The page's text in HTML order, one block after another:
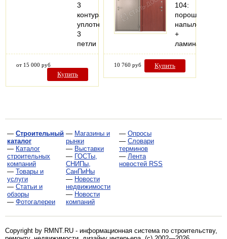
3
контура
уплотнения
3
петли
от 15 000 руб
Купить
104:
порошковое
напыление
+
ламинат
10 760 руб Купить
— Строительный
каталог
— Каталог
строительных
компаний
— Товары и
услуги
— Статьи и
обзоры
— Фотогалереи
— Магазины и
рынки
— Выставки
— ГОСТы,
СНИПы,
СанПиНы
— Новости
недвижимости
— Новости
компаний
— Опросы
— Словари
терминов
— Лента
новостей RSS
Copyright by RMNT.RU - информационная система по строительству,